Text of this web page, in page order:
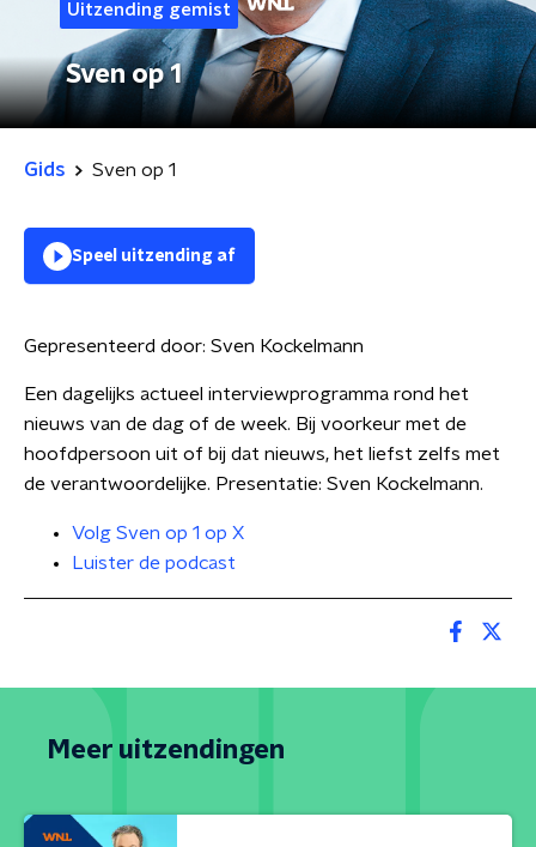
Uitzending gemist
Sven op 1
Gids Sven op 1
Speel uitzending af
Gepresenteerd door: Sven Kockelmann
Een dagelijks actueel interviewprogramma rond het
nieuws van de dag of de week. Bij voorkeur met de
hoofdpersoon uit of bij dat nieuws, het liefst zelfs met
de verantwoordelijke. Presentatie: Sven Kockelmann.
Volg Sven op 1 op X
Luister de podcast
Meer uitzendingen